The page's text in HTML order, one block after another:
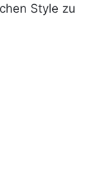
Style zu